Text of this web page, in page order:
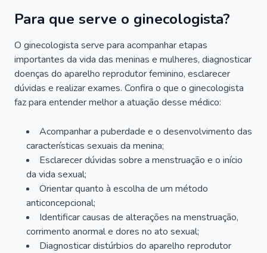
Para que serve o ginecologista?
O ginecologista serve para acompanhar etapas
importantes da vida das meninas e mulheres, diagnosticar
doenças do aparelho reprodutor feminino, esclarecer
dúvidas e realizar exames. Confira o que o ginecologista
faz para entender melhor a atuação desse médico:
Acompanhar a puberdade e o desenvolvimento das
características sexuais da menina;
Esclarecer dúvidas sobre a menstruação e o início
da vida sexual;
Orientar quanto à escolha de um método
anticoncepcional;
Identificar causas de alterações na menstruação,
corrimento anormal e dores no ato sexual;
Diagnosticar distúrbios do aparelho reprodutor